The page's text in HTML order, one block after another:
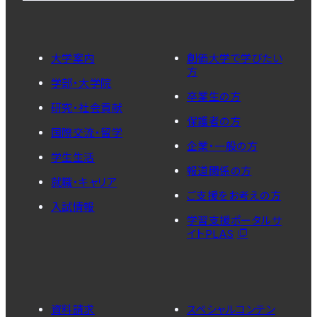
大学案内
学部・大学院
研究・社会貢献
国際交流・留学
学生生活
就職・キャリア
入試情報
創価大学で学びたい
方
卒業生の方
保護者の方
企業・一般の方
報道関係の方
ご支援をお考えの方
学習支援ポータルサ
イトPLAS
資料請求
スペシャルコンテン